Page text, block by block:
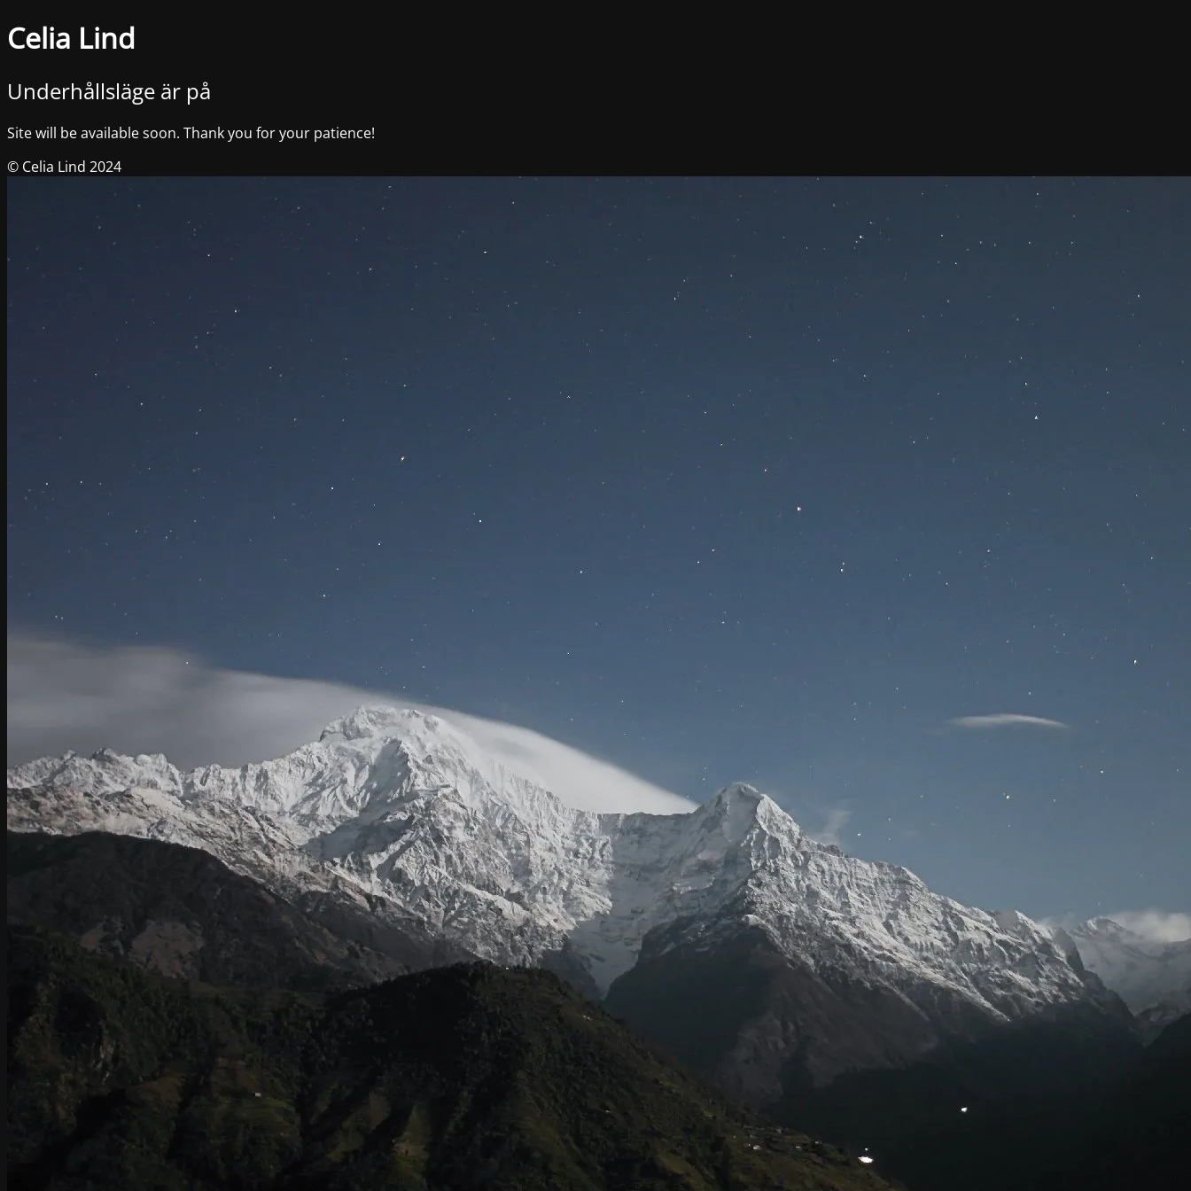
Celia Lind
Underhållsläge är på
Site will be available soon. Thank you for your patience!
© Celia Lind 2024